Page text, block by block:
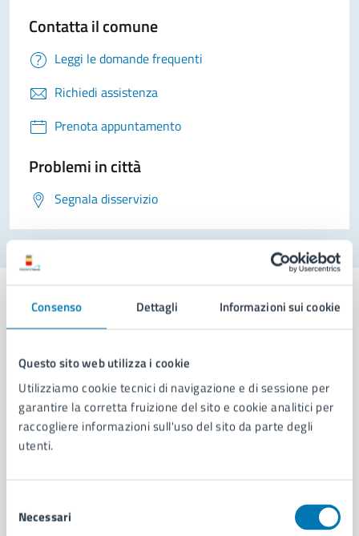
Consenso Dettagli Informazioni sui cookie
Questo sito web utilizza i cookie
Utilizziamo cookie tecnici di navigazione e di sessione per
garantire la corretta fruizione del sito e cookie analitici per
raccogliere informazioni sull'uso del sito da parte degli
utenti.
delNecessari
Contatta il comune
Leggi le domande frequenti
Richiedi assistenza
Prenota appuntamento
Problemi in città
Segnala disservizio
Comune di Napoli
AMMINISTRAZIONE
Aree amministrative
Organi di governo
Politici